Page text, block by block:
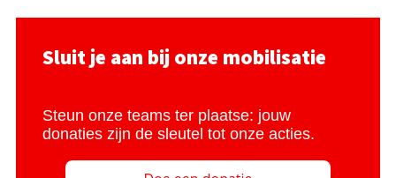
Sluit je aan bij onze mobilisatie
Steun onze teams ter plaatse: jouw
donaties zijn de sleutel tot onze acties.